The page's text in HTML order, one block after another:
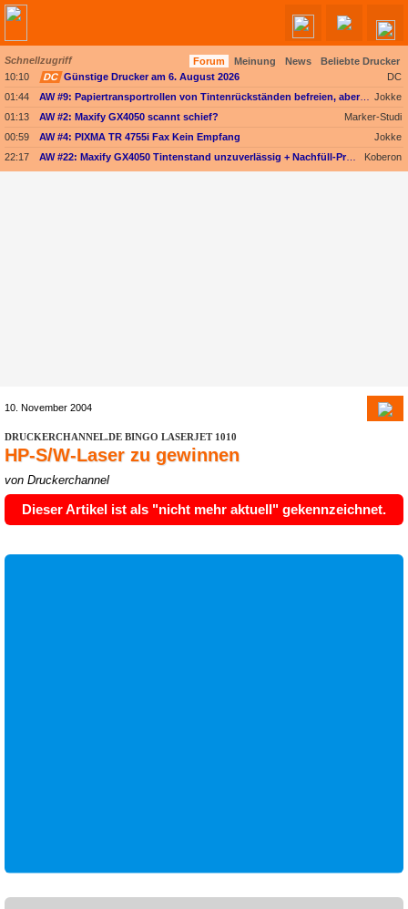
Schnellzugriff Forum Meinung News
Beliebte Drucker
10:10
DC Günstige Drucker am 6. August 2026
DC
01:44
AW #9: Papiertransportrollen von Tintenrückständen befreien, aber womit?
Jokke
01:13
AW #2: Maxify GX4050 scannt schief?
Marker-Studi
00:59
AW #4: PIXMA TR 4755i Fax Kein Empfang
Jokke
22:17
AW #22: Maxify GX4050 Tintenstand unzuverlässig + Nachfüll-Problem - Druckkopf in Gefahr Koberon
10. November 2004
DRUCKERCHANNEL.DE BINGO LASERJET 1010
HP-S/W-Laser zu gewinnen
von Druckerchannel
Dieser Artikel ist als "nicht mehr aktuell" gekennzeichnet.
Angebote werden geladen...